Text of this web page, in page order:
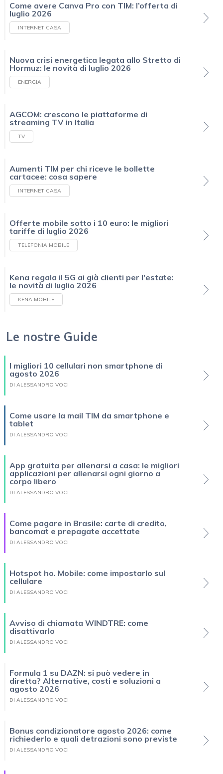
Come avere Canva Pro con TIM: l’offerta di
luglio 2026
INTERNET CASA
Nuova crisi energetica legata allo Stretto di
Hormuz: le novità di luglio 2026
ENERGIA
AGCOM: crescono le piattaforme di
streaming TV in Italia
TV
Aumenti TIM per chi riceve le bollette
cartacee: cosa sapere
INTERNET CASA
Offerte mobile sotto i 10 euro: le migliori
tariffe di luglio 2026
TELEFONIA MOBILE
Kena regala il 5G ai già clienti per l'estate:
le novità di luglio 2026
KENA MOBILE
Le nostre Guide
I migliori 10 cellulari non smartphone di
agosto 2026
DI ALESSANDRO VOCI
Come usare la mail TIM da smartphone e
tablet
DI ALESSANDRO VOCI
App gratuita per allenarsi a casa: le migliori
applicazioni per allenarsi ogni giorno a
corpo libero
DI ALESSANDRO VOCI
Come pagare in Brasile: carte di credito,
bancomat e prepagate accettate
DI ALESSANDRO VOCI
Hotspot ho. Mobile: come impostarlo sul
cellulare
DI ALESSANDRO VOCI
Avviso di chiamata WINDTRE: come
disattivarlo
DI ALESSANDRO VOCI
Formula 1 su DAZN: si può vedere in
diretta? Alternative, costi e soluzioni a
agosto 2026
DI ALESSANDRO VOCI
Bonus condizionatore agosto 2026: come
richiederlo e quali detrazioni sono previste
DI ALESSANDRO VOCI